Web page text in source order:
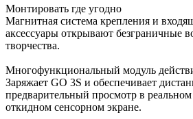
Монтировать где угодно
Магнитная система крепления и
аксессуары открывают безграничные
творчества.
Многофункциональный модуль
Заряжает GO 3S и обеспечивает
предварительный просмотр в
откидном сенсорном экране.